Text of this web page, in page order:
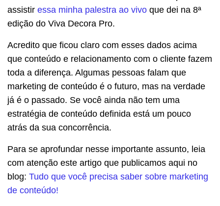
assistir essa minha palestra ao vivo que dei na 8ª
edição do Viva Decora Pro.
Acredito que ficou claro com esses dados acima
que conteúdo e relacionamento com o cliente fazem
toda a diferença. Algumas pessoas falam que
marketing de conteúdo é o futuro, mas na verdade
já é o passado. Se você ainda não tem uma
estratégia de conteúdo definida está um pouco
atrás da sua concorrência.
Para se aprofundar nesse importante assunto, leia
com atenção este artigo que publicamos aqui no
blog: Tudo que você precisa saber sobre marketing
de conteúdo!